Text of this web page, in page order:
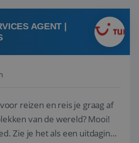
of j...
AGENT |
reizen en reis je graag af
van de wereld? Mooi!
Zie je het als een uitdaging